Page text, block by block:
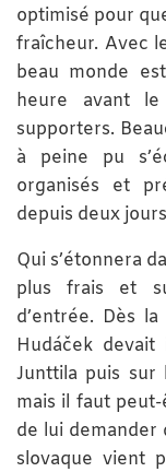
optimisé pour
fraîcheur. Avec
beau monde
heure avant
supporters.
à peine pu
organisés et
depuis deux
Qui s’étonnera
plus frais et
d’entrée. Dès
Hudáček
Junttila puis sur
mais il faut
de lui demander
slovaque vient